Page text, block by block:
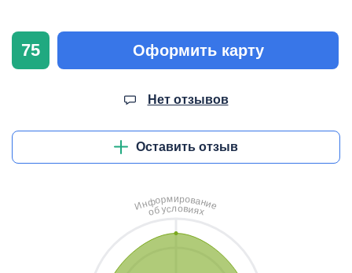
75 Оформить карту
Нет отзывов
Оставить отзыв
Информирование
обусловиях